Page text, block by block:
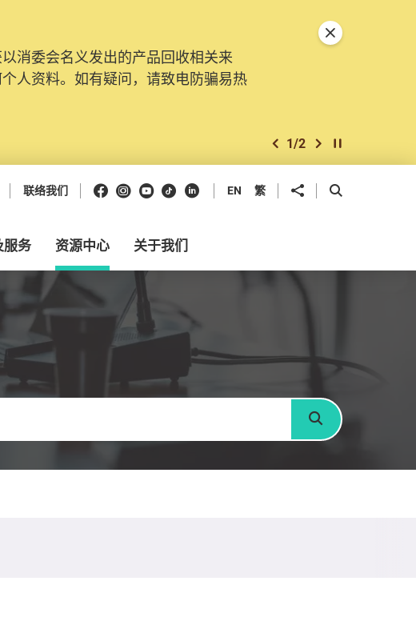
消委会名义发出的产品回收相关来
人资料。如有疑问，请致电防骗易热
出新功能。由2025年11月10日起，
可提交投诉、查询及建议。所有提交
上一个
2/2 下一个开始/暂停幻灯
关闭特別通告
联络我们 Facebook
Instagram
Youtube
抖音领英 EN 繁 分享到 开启搜寻框
服务 资源中心 关于我们
搜寻